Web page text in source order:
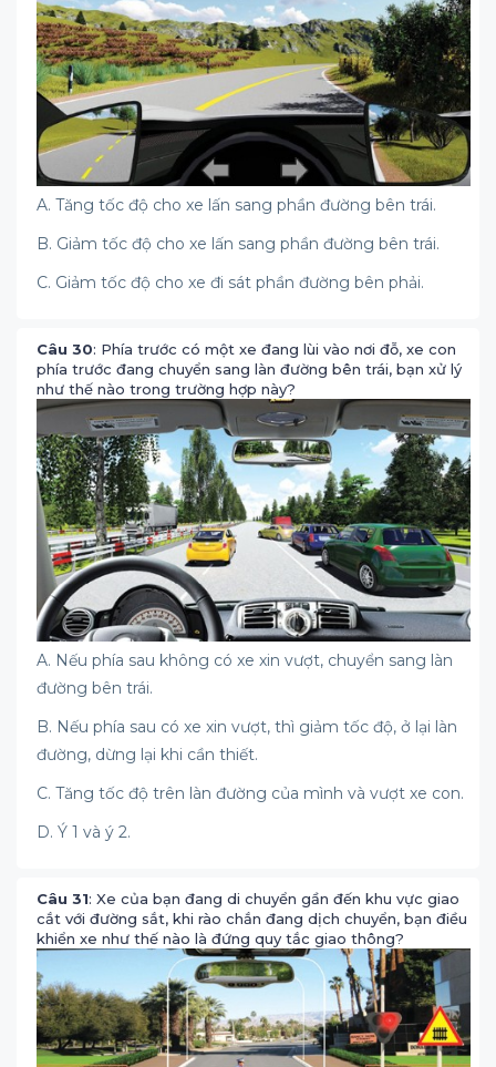
A. Tăng tốc độ cho xe lấn sang phần đường bên trái.
B. Giảm tốc độ cho xe lấn sang phần đường bên trái.
C. Giảm tốc độ cho xe đi sát phần đường bên phải.
Câu 30: Phía trước có một xe đang lùi vào nơi đỗ, xe con
phía trước đang chuyển sang làn đường bên trái, bạn xử lý
như thế nào trong trường hợp này?
A. Nếu phía sau không có xe xin vượt, chuyển sang làn
đường bên trái.
B. Nếu phía sau có xe xin vượt, thì giảm tốc độ, ở lại làn
đường, dừng lại khi cần thiết.
C. Tăng tốc độ trên làn đường của mình và vượt xe con.
D. Ý 1 và ý 2.
Câu 31: Xe của bạn đang di chuyển gần đến khu vực giao
cắt với đường sắt, khi rào chắn đang dịch chuyển, bạn điều
khiển xe như thế nào là đứng quy tắc giao thông?